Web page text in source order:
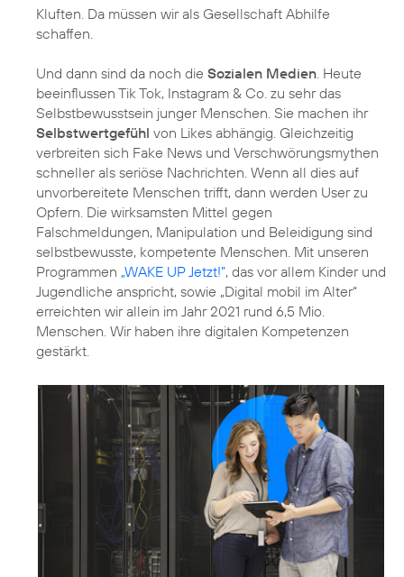
Kluften. Da müssen wir als Gesellschaft Abhilfe
schaffen.
Und dann sind da noch die Sozialen Medien . Heute
beeinflussen Tik Tok, Instagram & Co. zu sehr das
Selbstbewusstsein junger Menschen. Sie machen ihr
Selbstwertgefühl von Likes abhängig. Gleichzeitig
verbreiten sich Fake News und Verschwörungsmythen
schneller als seriöse Nachrichten. Wenn all dies auf
unvorbereitete Menschen trifft, dann werden User zu
Opfern. Die wirksamsten Mittel gegen
Falschmeldungen, Manipulation und Beleidigung sind
selbstbewusste, kompetente Menschen. Mit unseren
Programmen „WAKE UP Jetzt!”, das vor allem Kinder und
Jugendliche anspricht, sowie „Digital mobil im Alter“
erreichten wir allein im Jahr 2021 rund 6,5 Mio.
Menschen. Wir haben ihre digitalen Kompetenzen
gestärkt.